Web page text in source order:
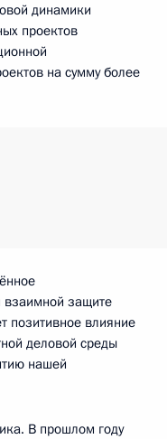
динамики
проектов
на сумму более
защите
позитивное влияние
деловой среды
нашей
В прошлом году